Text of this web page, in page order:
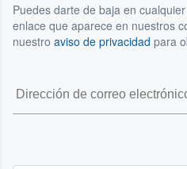
Puedes darte de baja en
enlace que aparece en nuestros
nuestro aviso de privacidad para